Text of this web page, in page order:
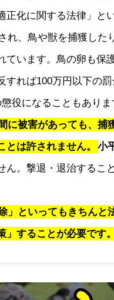
正化に関する法律」と
れ、鳥や獣を捕獲した
ています。鳥の卵も保
れば100万円以下の罰
役になることもありま
に被害があっても、捕
とは許されません。
小
ん。撃退・退治するこ
」といってもきちんと
」することが必要です。